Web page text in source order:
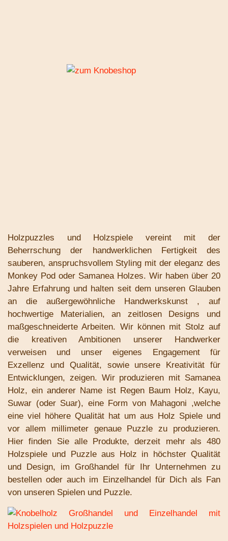
Holzpuzzles und Holzspiele vereint mit der
Beherrschung der handwerklichen Fertigkeit des
sauberen, anspruchsvollem Styling mit der eleganz des
Monkey Pod oder Samanea Holzes. Wir haben über 20
Jahre Erfahrung und halten seit dem unseren Glauben
an die außergewöhnliche Handwerkskunst , auf
hochwertige Materialien, an zeitlosen Designs und
maßgeschneiderte Arbeiten. Wir können mit Stolz auf
die kreativen Ambitionen unserer Handwerker
verweisen und unser eigenes Engagement für
Exzellenz und Qualität, sowie unsere Kreativität für
Entwicklungen, zeigen. Wir produzieren mit Samanea
Holz, ein anderer Name ist Regen Baum Holz, Kayu,
Suwar (oder Suar), eine Form von Mahagoni ,welche
eine viel höhere Qualität hat um aus Holz Spiele und
vor allem millimeter genaue Puzzle zu produzieren.
Hier finden Sie alle Produkte, derzeit mehr als 480
Holzspiele und Puzzle aus Holz in höchster Qualität
und Design, im Großhandel für Ihr Unternehmen zu
bestellen oder auch im Einzelhandel für Dich als Fan
von unseren Spielen und Puzzle.